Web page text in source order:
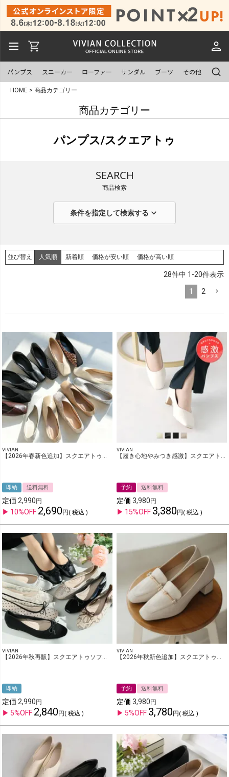
パンプス スニーカー ローファー サンダル ブーツ その他
HOME 商品カテゴリー
商品カテゴリー
パンプス/スクエアトゥ
SEARCH
商品検索
条件を指定して検索する expand_more
search
円
カラー
サイズ
0-3cm
3-5cm
新作 セール 再入荷 アウトレット
在庫なし商品を表示しない
選択をクリア
tuneこの条件で検索する
並び替え 人気順 新着順 価格が安い順 価格が高い順
28件中 1-20件表示
1 2
VIVIAN
【2026年春新色追加】スクエアトゥ切り替えデザインバブーシュ
即納 送料無料
定価 2,990
10%OFF 2,690 税込
VIVIAN
【履き心地やみつき感激】スクエアトゥ5cmプレートヒール感激パンプス
予約 送料無料
定価 3,980
15%OFF 3,380 税込
VIVIAN
【2026年秋再販】スクエアトゥソフトタッチフラットバレエシューズ
即納
定価 2,990
5%OFF 2,840 税込
VIVIAN
【2026年秋新色追加】スクエアトゥビット付きローファーパンプス
予約 送料無料
定価 3,980
5%OFF 3,780 税込